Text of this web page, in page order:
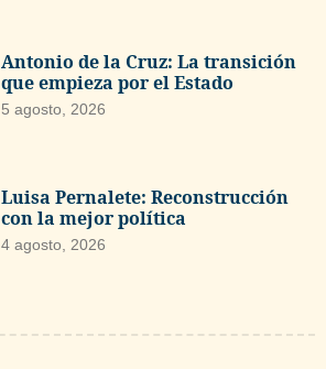
Antonio de la Cruz: La transición
que empieza por el Estado
5 agosto, 2026
Luisa Pernalete: Reconstrucción
con la mejor política
4 agosto, 2026